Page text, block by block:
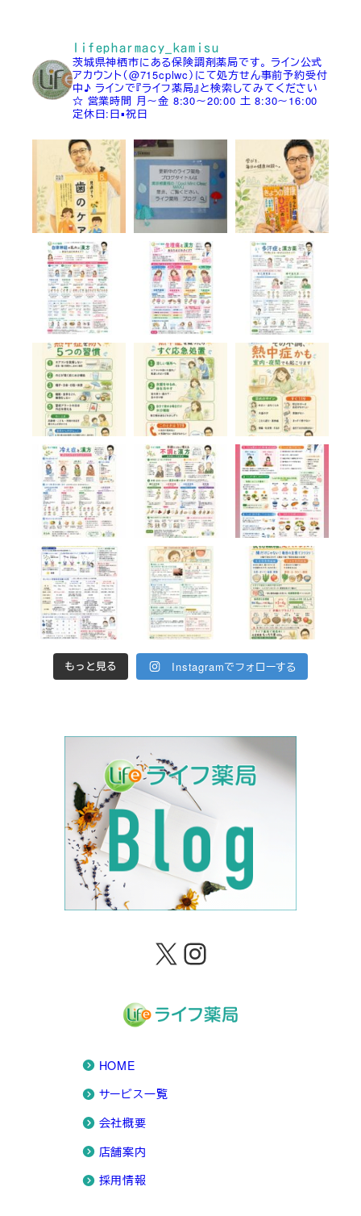
lifepharmacy_kamisu
茨城県神栖市にある保険調剤薬局です。 ライン公式
アカウント（@715cplwc）にて処方せん事前予約受付
中♪ ラインで『ライフ薬局』と検索してみてください
☆ 営業時間 月～金 8:30～20:00 土 8:30～16:00
定休日:日▪祝日
もっと見る Instagramでフォローする
X Instagram
HOME
サービス一覧
会社概要
店舗案内
採用情報